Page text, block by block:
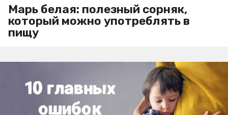
Марь белая: полезный сорняк,
который можно употреблять в
пищу